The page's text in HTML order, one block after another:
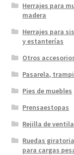
Herrajes para
madera
Herrajes para
y estanterías
Otros
Pasarela,
Pies de muebles
Prensaestopas
Rejilla de
Ruedas
para cargas